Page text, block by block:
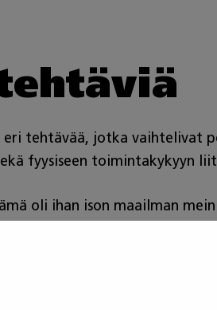
tehtävää, jotka vaihtelivat
fyysiseen toimintakykyyn
oli ihan ison maailman
jäi kilpailusta